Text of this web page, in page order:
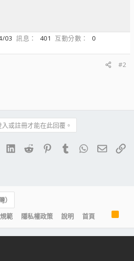
03 訊息 401 互動分數
0
#2
或註冊才能在此回覆。
LinkedIn
Reddit PinterestTumblrWhatsApp
電子
）
範 隱私權政策 說明 首頁
S